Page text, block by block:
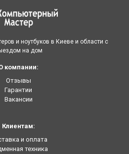
и ноутбуков в Киеве и области с
на дом
компании:
Отзывы
Гарантии
Вакансии
Клиентам:
и оплата
техника